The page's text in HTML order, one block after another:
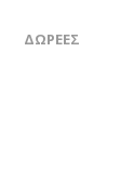
ΔΩΡΕΕΣ